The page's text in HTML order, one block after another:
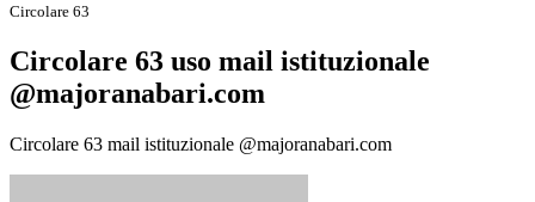
Circolare 63
Circolare 63 uso mail istituzionale
@majoranabari.com
Circolare 63 mail istituzionale @majoranabari.com